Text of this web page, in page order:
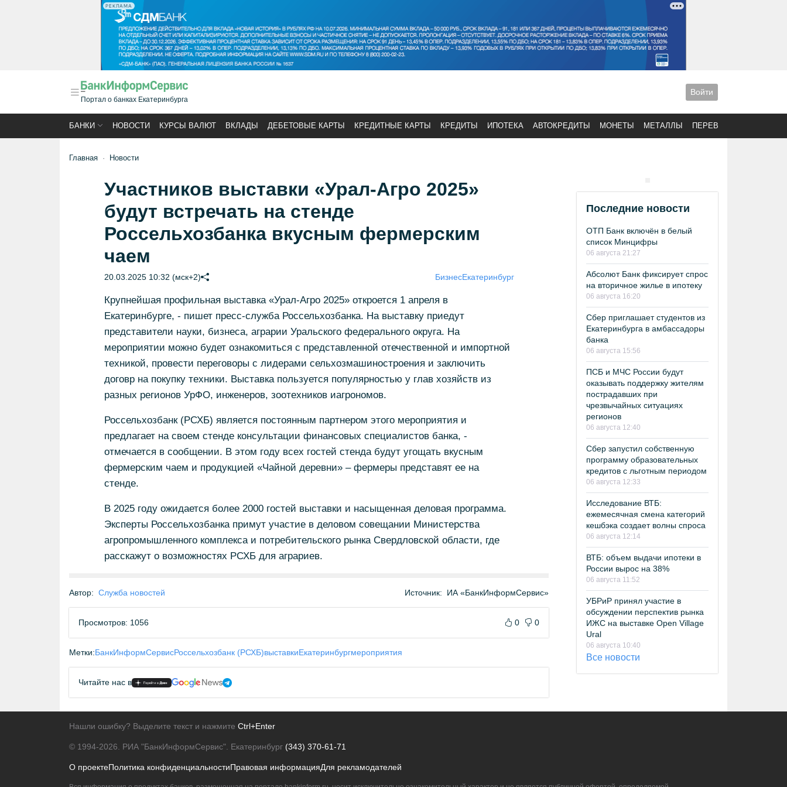
РЕКЛАМА
Портал о банках Екатеринбурга
Войти
БАНКИ НОВОСТИ КУРСЫ ВАЛЮТ ВКЛАДЫ ДЕБЕТОВЫЕ КАРТЫ КРЕДИТНЫЕ КАРТЫ КРЕДИТЫ ИПОТЕКА АВТОКРЕДИТЫ МОНЕТЫ МЕТАЛЛЫ ПЕРЕВОДЫ
Главная Новости
Участников выставки «Урал-Агро 2025»
будут встречать на стенде
Россельхозбанка вкусным фермерским
чаем
20.03.2025 10:32 (мск+2) БизнесЕкатеринбург
Крупнейшая профильная выставка «Урал-Агро 2025» откроется 1 апреля в
Екатеринбурге, - пишет пресс-служба Россельхозбанка. На выставку приедут
представители науки, бизнеса, аграрии Уральского федерального округа. На
мероприятии можно будет ознакомиться с представленной отечественной и импортной
техникой, провести переговоры с лидерами сельхозмашиностроения и заключить
договр на покупку техники. Выставка пользуется популярностью у глав хозяйств из
разных регионов УрФО, инженеров, зоотехников иагрономов.
Россельхозбанк (РСХБ) является постоянным партнером этого мероприятия и
предлагает на своем стенде консультации финансовых специалистов банка, -
отмечается в сообщении. В этом году всех гостей стенда будут угощать вкусным
фермерским чаем и продукцией «Чайной деревни» – фермеры представят ее на
стенде.
В 2025 году ожидается более 2000 гостей выставки и насыщенная деловая программа.
Эксперты Россельхозбанка примут участие в деловом совещании Министерства
агропромышленного комплекса и потребительского рынка Свердловской области, где
расскажут о возможностях РСХБ для аграриев.
Автор: Служба новостей Источник: ИА «БанкИнформСервис»
Просмотров: 1056 0 0
Метки:БанкИнформСервисРоссельхозбанк (РСХБ)выставкиЕкатеринбургмероприятия
Читайте нас в
Последние новости
ОТП Банк включён в белый
список Минцифры
06 августа 21:27
Абсолют Банк фиксирует спрос
на вторичное жилье в ипотеку
06 августа 16:20
Сбер приглашает студентов из
Екатеринбурга в амбассадоры
банка
06 августа 15:56
ПСБ и МЧС России будут
оказывать поддержку жителям
пострадавших при
чрезвычайных ситуациях
регионов
06 августа 12:40
Сбер запустил собственную
программу образовательных
кредитов с льготным периодом
06 августа 12:33
Исследование ВТБ:
ежемесячная смена категорий
кешбэка создает волны спроса
06 августа 12:14
ВТБ: объем выдачи ипотеки в
России вырос на 38%
06 августа 11:52
УБРиР принял участие в
обсуждении перспектив рынка
ИЖС на выставке Open Village
Ural
06 августа 10:40
Все новости
Нашли ошибку? Выделите текст и нажмите Ctrl+Enter
© 1994-2026. РИА "БанкИнформСервис". Екатеринбург (343) 370-61-71
О проектеПолитика конфиденциальностиПравовая информацияДля рекламодателей